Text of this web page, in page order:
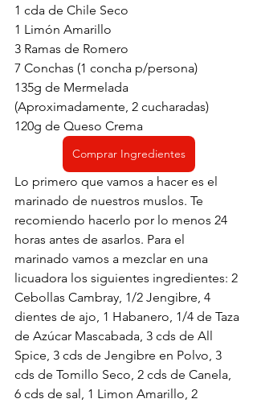
1 cda de Chile Seco
1 Limón Amarillo
3 Ramas de Romero
7 Conchas (1 concha p/persona)
135g de Mermelada
(Aproximadamente, 2 cucharadas)
120g de Queso Crema
Comprar Ingredientes
Lo primero que vamos a hacer es el
marinado de nuestros muslos. Te
recomiendo hacerlo por lo menos 24
horas antes de asarlos. Para el
marinado vamos a mezclar en una
licuadora los siguientes ingredientes: 2
Cebollas Cambray, 1/2 Jengibre, 4
dientes de ajo, 1 Habanero, 1/4 de Taza
de Azúcar Mascabada, 3 cds de All
Spice, 3 cds de Jengibre en Polvo, 3
cds de Tomillo Seco, 2 cds de Canela,
6 cds de sal, 1 Limon Amarillo, 2